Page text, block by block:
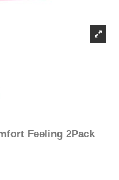
Feeling 2Pack